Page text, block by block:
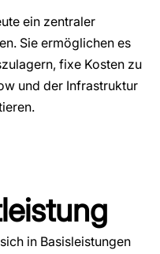
ein zentraler
Sie ermöglichen es
fixe Kosten zu
und der Infrastruktur
in Basisleistungen